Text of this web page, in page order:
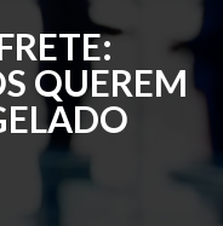
QUEREM